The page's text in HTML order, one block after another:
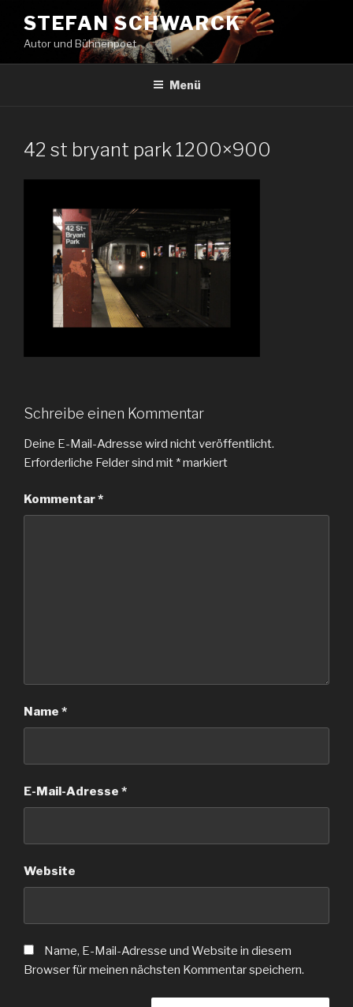
Inhalt
springen
STEFAN SCHWARCK
Autor und Bühnenpoet
Menü
42 st bryant park 1200×900
Schreibe einen Kommentar
Deine E-Mail-Adresse wird nicht veröffentlicht.
Erforderliche Felder sind mit *markiert
Kommentar*
Name *
E-Mail-Adresse *
Website
Name, E-Mail-Adresse und Website in diesem
Browser für meinen nächsten Kommentar speichern.